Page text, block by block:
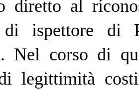
diretto al
di ispettore di
Nel corso di
legittimità